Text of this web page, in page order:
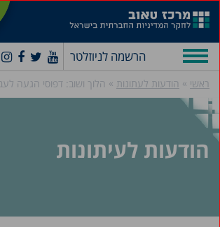
הרשמה לניוזלטר
ראשי » הודעות לעתונות » הלוך ושוב: דפוסי הגעה
הודעות לעיתונות